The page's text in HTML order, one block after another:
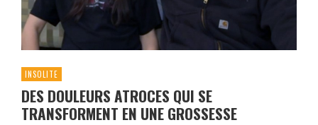
INSOLITE
DES DOULEURS ATROCES QUI SE
TRANSFORMENT EN UNE GROSSESSE